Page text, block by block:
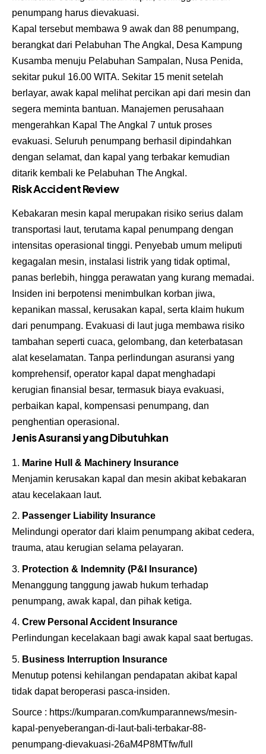
penumpang harus dievakuasi.
Kapal tersebut membawa 9 awak dan 88 penumpang,
berangkat dari Pelabuhan The Angkal, Desa Kampung
Kusamba menuju Pelabuhan Sampalan, Nusa Penida,
sekitar pukul 16.00 WITA. Sekitar 15 menit setelah
berlayar, awak kapal melihat percikan api dari mesin dan
segera meminta bantuan. Manajemen perusahaan
mengerahkan Kapal The Angkal 7 untuk proses
evakuasi. Seluruh penumpang berhasil dipindahkan
dengan selamat, dan kapal yang terbakar kemudian
ditarik kembali ke Pelabuhan The Angkal.
Risk Accident Review
Kebakaran mesin kapal merupakan risiko serius dalam
transportasi laut, terutama kapal penumpang dengan
intensitas operasional tinggi. Penyebab umum meliputi
kegagalan mesin, instalasi listrik yang tidak optimal,
panas berlebih, hingga perawatan yang kurang memadai.
Insiden ini berpotensi menimbulkan korban jiwa,
kepanikan massal, kerusakan kapal, serta klaim hukum
dari penumpang. Evakuasi di laut juga membawa risiko
tambahan seperti cuaca, gelombang, dan keterbatasan
alat keselamatan. Tanpa perlindungan asuransi yang
komprehensif, operator kapal dapat menghadapi
kerugian finansial besar, termasuk biaya evakuasi,
perbaikan kapal, kompensasi penumpang, dan
penghentian operasional.
Jenis Asuransi yang Dibutuhkan
Marine Hull & Machinery Insurance
Menjamin kerusakan kapal dan mesin akibat kebakaran
atau kecelakaan laut.
Passenger Liability Insurance
Melindungi operator dari klaim penumpang akibat cedera,
trauma, atau kerugian selama pelayaran.
Protection & Indemnity (P&I Insurance)
Menanggung tanggung jawab hukum terhadap
penumpang, awak kapal, dan pihak ketiga.
Crew Personal Accident Insurance
Perlindungan kecelakaan bagi awak kapal saat bertugas.
Business Interruption Insurance
Menutup potensi kehilangan pendapatan akibat kapal
tidak dapat beroperasi pasca-insiden.
Source : https://kumparan.com/kumparannews/mesin-
kapal-penyeberangan-di-laut-bali-terbakar-88-
penumpang-dievakuasi-26aM4P8MTfw/full